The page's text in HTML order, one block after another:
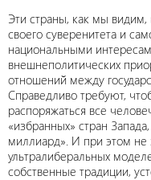
Эти страны, как мы
своего суверенитета и
национальными
внешнеполитических
отношений между
Справедливо требуют,
распоряжаться все
«избранных» стран
миллиард». И при этом
ультралиберальных
собственные традиции,